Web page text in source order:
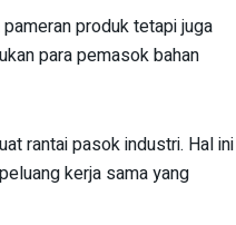
produk tetapi juga
para pemasok bahan
rantai pasok industri. Hal ini
kerja sama yang